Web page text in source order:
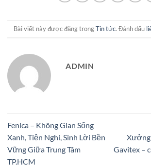
Bài viết này được đăng trongTin tức. Đánh dấu
ADMIN
Fenica – Không Gian Sống
Xanh, Tiện Nghi, Sinh Lời Bền
Vững Giữa Trung Tâm
TP.HCM
Xưởng
Gavitex –